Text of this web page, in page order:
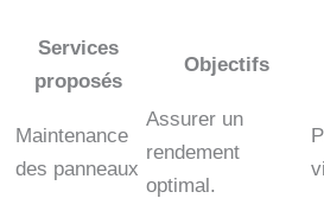
Services
proposés
Objectifs
Maintenance
des panneaux
Assurer un
rendement
optimal.